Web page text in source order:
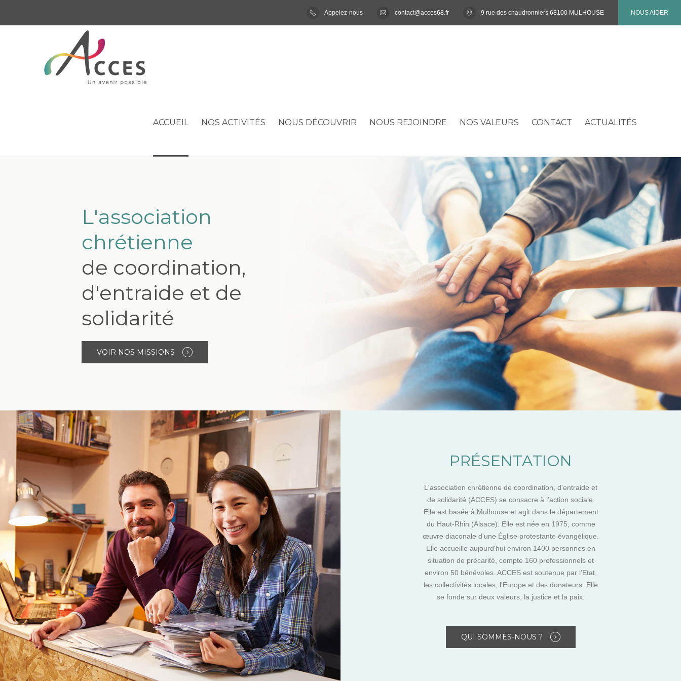
Appelez-nous contact@acces68.fr 9 rue des chaudronniers 68100 MULHOUSE NOUS AIDER
ACCUEIL NOS ACTIVITÉS NOUS DÉCOUVRIR NOUS REJOINDRE NOS VALEURS CONTACT ACTUALITÉS
L'association
chrétienne
de coordination,
d'entraide et de
solidarité
VOIR NOS MISSIONS
PRÉSENTATION
L'association chrétienne de coordination, d'entraide et
de solidarité (ACCES) se consacre à l'action sociale.
Elle est basée à Mulhouse et agit dans le département
du Haut-Rhin (Alsace). Elle est née en 1975, comme
œuvre diaconale d'une Église protestante évangélique.
Elle accueille aujourd'hui environ 1400 personnes en
situation de précarité, compte 160 professionnels et
environ 50 bénévoles. ACCES est soutenue par l’Etat,
les collectivités locales, l'Europe et des donateurs. Elle
se fonde sur deux valeurs, la justice et la paix.
QUI SOMMES-NOUS ?